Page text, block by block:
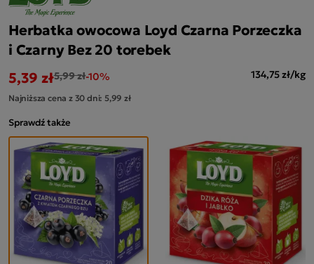
Herbatka owocowa Loyd Czarna Porzeczka
i Czarny Bez 20 torebek
5,39 zł5,99 zł-10% 134,75 zł/kg
Najniższa cena z 30 dni: 5,99 zł
Sprawdź także